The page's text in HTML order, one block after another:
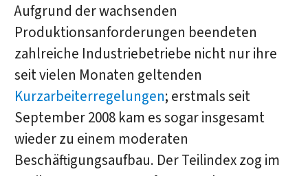
Aufgrund der wachsenden
Produktionsanforderungen beendeten
zahlreiche Industriebetriebe nicht nur ihre
seit vielen Monaten geltenden
Kurzarbeiterregelungen; erstmals seit
September 2008 kam es sogar insgesamt
wieder zu einem moderaten
Beschäftigungsaufbau. Der Teilindex zog im